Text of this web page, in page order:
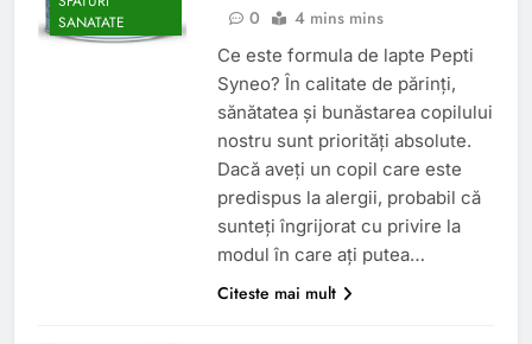
SANATATE
0
4 mins mins
Ce este formula de lapte Pepti
Syneo? În calitate de părinți,
sănătatea și bunăstarea copilului
nostru sunt priorități absolute.
Dacă aveți un copil care este
predispus la alergii, probabil că
sunteți îngrijorat cu privire la
modul în care ați putea…
Citeste mai mult